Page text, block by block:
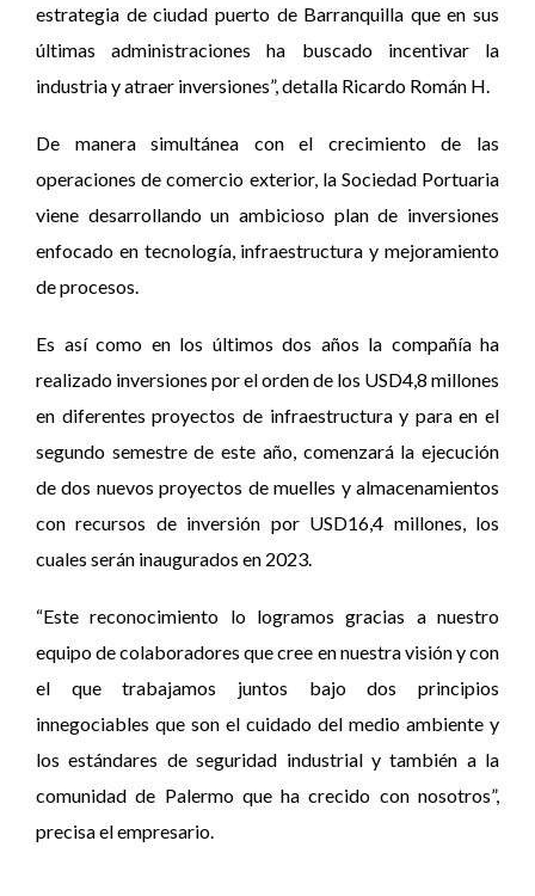
estrategia de ciudad puerto de Barranquilla que en sus
últimas administraciones ha buscado incentivar la
industria y atraer inversiones”, detalla Ricardo Román H.
De manera simultánea con el crecimiento de las
operaciones de comercio exterior, la Sociedad Portuaria
viene desarrollando un ambicioso plan de inversiones
enfocado en tecnología, infraestructura y mejoramiento
de procesos.
Es así como en los últimos dos años la compañía ha
realizado inversiones por el orden de los USD4,8 millones
en diferentes proyectos de infraestructura y para en el
segundo semestre de este año, comenzará la ejecución
de dos nuevos proyectos de muelles y almacenamientos
con recursos de inversión por USD16,4 millones, los
cuales serán inaugurados en 2023.
“Este reconocimiento lo logramos gracias a nuestro
equipo de colaboradores que cree en nuestra visión y con
el que trabajamos juntos bajo dos principios
innegociables que son el cuidado del medio ambiente y
los estándares de seguridad industrial y también a la
comunidad de Palermo que ha crecido con nosotros”,
precisa el empresario.